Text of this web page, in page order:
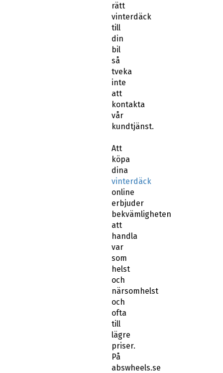
rätt
vinterdäck
till
din
bil
så
tveka
inte
att
kontakta
vår
kundtjänst.
Att
köpa
dina
vinterdäck
online
erbjuder
bekvämligheten
att
handla
var
som
helst
och
närsomhelst
och
ofta
till
lägre
priser.
På
abswheels.se